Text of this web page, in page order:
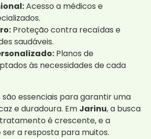
Acesso a médicos e
Proteção contra recaídas e
saudáveis.
Planos de
às necessidades de cada
são essenciais para garantir uma
e duradoura. Em Jarinu, a busca
é crescente, e a
a resposta para muitos.